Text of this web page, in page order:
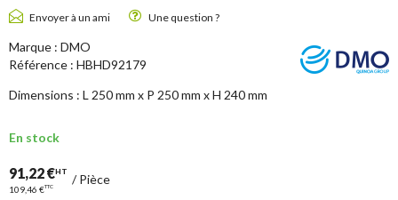
Envoyer à un ami Une question ?
Marque : DMO
Référence : HBHD92179
Dimensions : L 250 mm x P 250 mm x H 240 mm
En stock
91,22 €HT
109,46 €TTC /Pièce